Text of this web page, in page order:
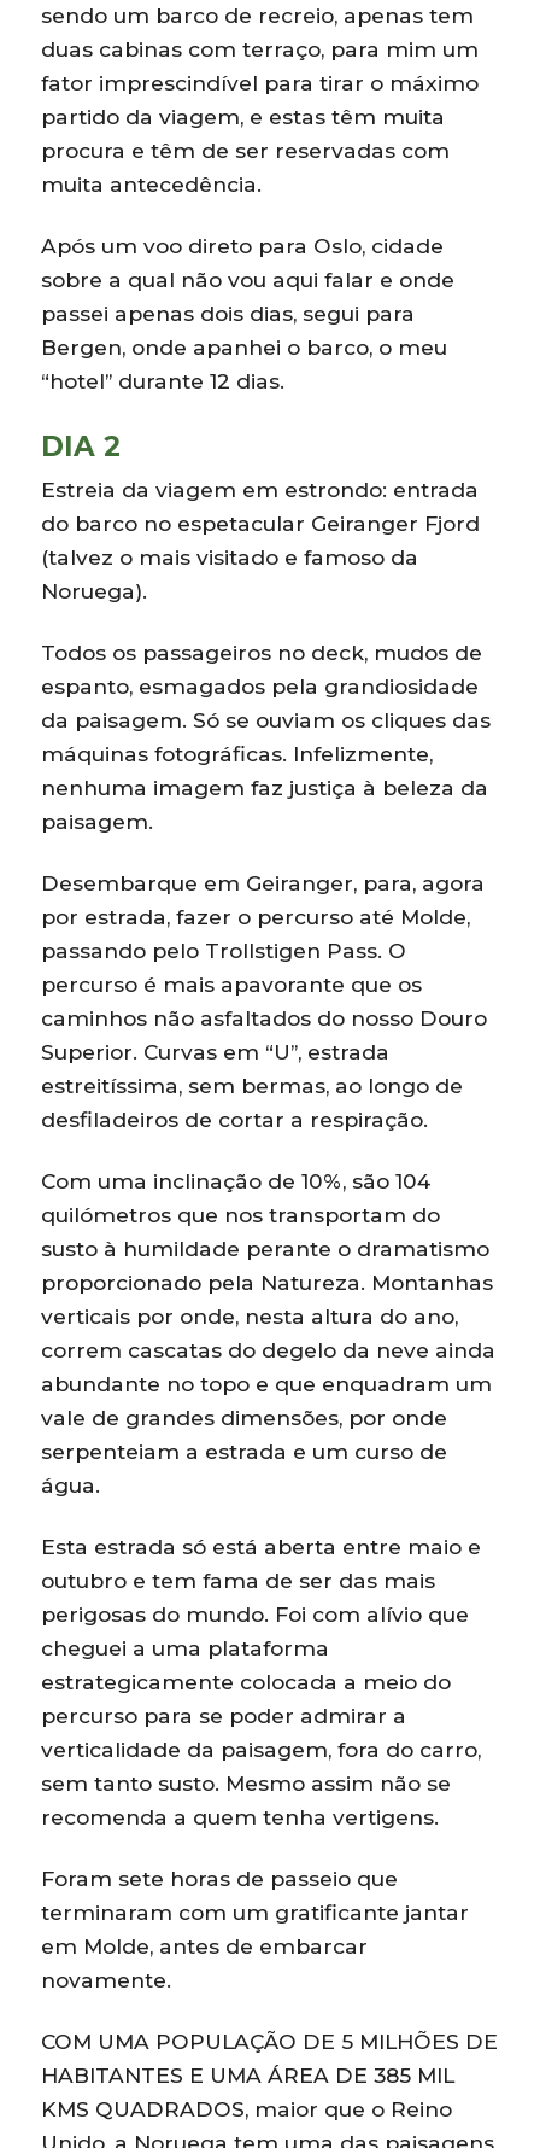
sendo um barco de recreio, apenas tem
duas cabinas com terraço, para mim um
fator imprescindível para tirar o máximo
partido da viagem, e estas têm muita
procura e têm de ser reservadas com
muita antecedência.
Após um voo direto para Oslo, cidade
sobre a qual não vou aqui falar e onde
passei apenas dois dias, segui para
Bergen, onde apanhei o barco, o meu
“hotel” durante 12 dias.
DIA 2
Estreia da viagem em estrondo: entrada
do barco no espetacular Geiranger Fjord
(talvez o mais visitado e famoso da
Noruega).
Todos os passageiros no deck, mudos de
espanto, esmagados pela grandiosidade
da paisagem. Só se ouviam os cliques das
máquinas fotográficas. Infelizmente,
nenhuma imagem faz justiça à beleza da
paisagem.
Desembarque em Geiranger, para, agora
por estrada, fazer o percurso até Molde,
passando pelo Trollstigen Pass. O
percurso é mais apavorante que os
caminhos não asfaltados do nosso Douro
Superior. Curvas em “U”, estrada
estreitíssima, sem bermas, ao longo de
desfiladeiros de cortar a respiração.
Com uma inclinação de 10%, são 104
quilómetros que nos transportam do
susto à humildade perante o dramatismo
proporcionado pela Natureza. Montanhas
verticais por onde, nesta altura do ano,
correm cascatas do degelo da neve ainda
abundante no topo e que enquadram um
vale de grandes dimensões, por onde
serpenteiam a estrada e um curso de
água.
Esta estrada só está aberta entre maio e
outubro e tem fama de ser das mais
perigosas do mundo. Foi com alívio que
cheguei a uma plataforma
estrategicamente colocada a meio do
percurso para se poder admirar a
verticalidade da paisagem, fora do carro,
sem tanto susto. Mesmo assim não se
recomenda a quem tenha vertigens.
Foram sete horas de passeio que
terminaram com um gratificante jantar
em Molde, antes de embarcar
novamente.
COM UMA POPULAÇÃO DE 5 MILHÕES DE
HABITANTES E UMA ÁREA DE 385 MIL
KMS QUADRADOS, maior que o Reino
Unido, a Noruega tem uma das paisagens